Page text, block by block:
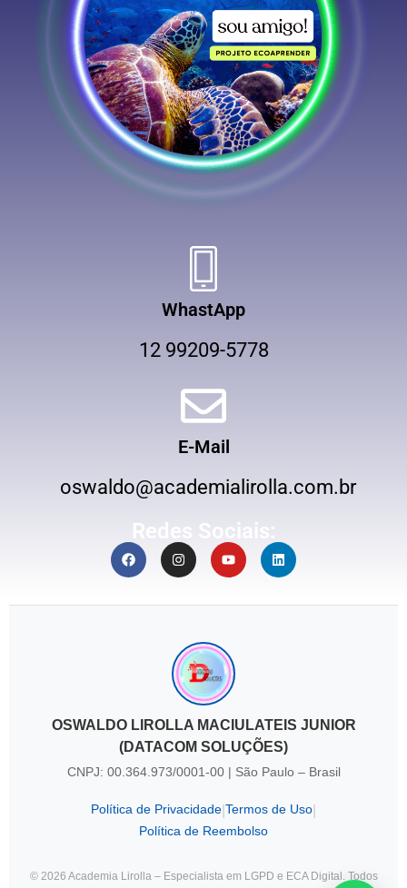
WhastApp
12 99209-5778
E-Mail
oswaldo@academialirolla.com.br
Redes Sociais:
OSWALDO LIROLLA MACIULATEIS JUNIOR
(DATACOM SOLUÇÕES)
CNPJ: 00.364.973/0001-00 | São Paulo – Brasil
Política de Privacidade Termos de Uso
Política de Reembolso
© 2026 Academia Lirolla – Especialista em LGPD e ECA Digital. Todos